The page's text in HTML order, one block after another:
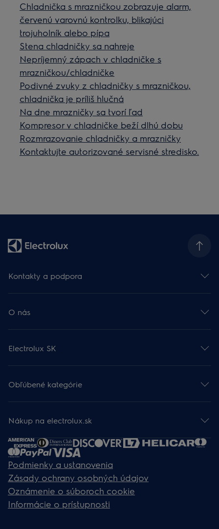
Chladnička s mrazničkou zobrazuje alarm,
červenú varovnú kontrolku, blikajúci
trojuholník alebo pípa
Stena chladničky sa nahreje
Nepríjemný zápach v chladničke s
mrazničkou/chladničke
Podivné zvuky z chladničky s mrazničkou,
chladnička je príliš hlučná
Na dne mrazničky sa tvorí ľad
Kompresor v chladničke beží dlhú dobu
Rozmrazovanie chladničky a mrazničky
Kontaktujte autorizované servisné stredisko.
Kontakty a podpora
O nás
Electrolux SK
Obľúbené kategórie
Nákup na electrolux.sk
Podmienky a ustanovenia
Zásady ochrany osobných údajov
Oznámenie o súboroch cookie
Informácie o prístupnosti